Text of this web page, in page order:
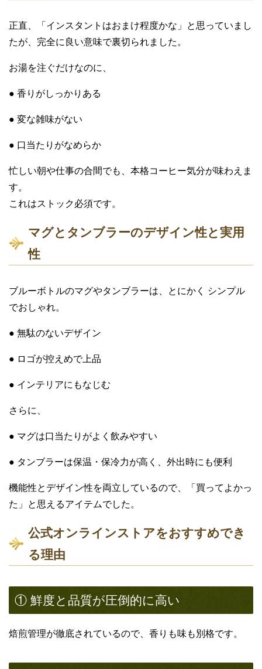
正直、「インスタントはおまけ程度かな」と思っていまし
たが、完全に良い意味で裏切られました。
お湯を注ぐだけなのに、
● 香りがしっかりある
● 変な雑味がない
● 口当たりがなめらか
忙しい朝や仕事の合間でも、本格コーヒー気分が味わえま
す。
これはストック必須です。
マグとタンブラーのデザイン性と実用
性
ブルーボトルのマグやタンブラーは、とにかく シンプル
でおしゃれ。
● 無駄のないデザイン
● ロゴが控えめで上品
● インテリアにもなじむ
さらに、
● マグは口当たりがよく飲みやすい
● タンブラーは保温・保冷力が高く、外出時にも便利
機能性とデザイン性を両立しているので、「買ってよかっ
た」と思えるアイテムでした。
公式オンラインストアをおすすめでき
る理由
① 鮮度と品質が圧倒的に高い
焙煎管理が徹底されているので、香りも味も別格です。